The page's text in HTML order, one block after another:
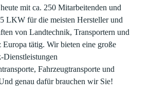
heute mit ca. 250 Mitarbeitenden und
LKW für die meisten Hersteller und
von Landtechnik, Transportern und
Europa tätig. Wir bieten eine große
,Fahrzeugtransporteund
genau dafür brauchen wir Sie!